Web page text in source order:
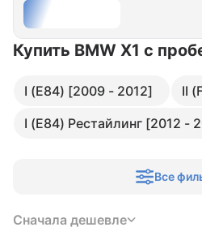
Купить BMW X1 с
I (E84) [2009 - 2012]
II
I (E84) Рестайлинг [2012 -
Все
Сначала дешевле